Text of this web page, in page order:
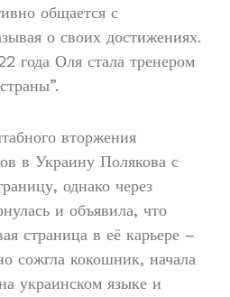
общается с
о своих достижениях.
года Оля стала тренером
вторжения
в Украину Полякова с
однако через
и объявила, что
страница в её карьере –
сожгла кокошник, начала
украинском языке и